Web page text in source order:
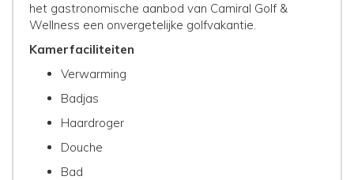
het gastronomische aanbod van Camiral Golf &
Wellness een onvergetelijke golfvakantie.
Kamerfaciliteiten
Verwarming
Badjas
Haardroger
Douche
Bad